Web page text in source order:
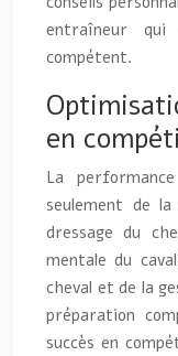
entraîneur
compétent.
en
La
seulement de
dressage du
mentale du
cheval et de la
préparation
succès en